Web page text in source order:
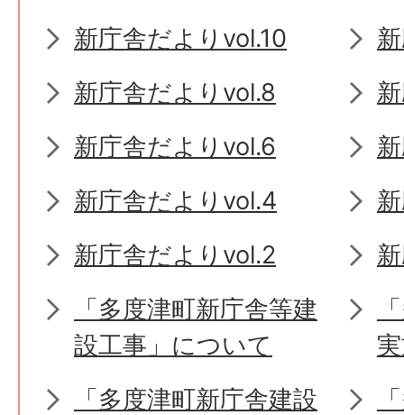
新庁舎だよりvol.10
新庁舎だよりvol.8
新庁舎だよりvol.6
新庁舎だよりvol.4
新庁舎だよりvol.2
「多度津町新庁舎等建
設工事」について
「多度津町新庁舎建設